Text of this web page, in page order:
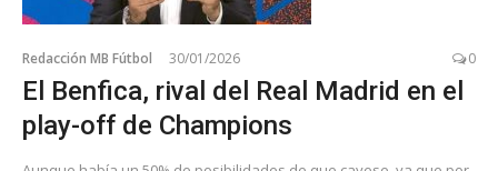
Redacción MB Fútbol 30/01/2026 0
El Benfica, rival del Real Madrid en el
play-off de Champions